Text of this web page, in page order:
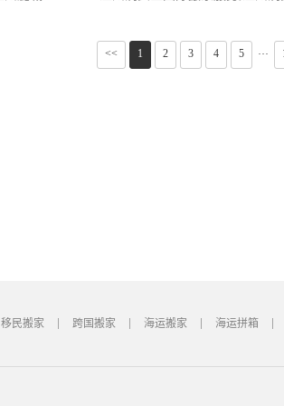
<< 1 2 3 4 5 ···
移民搬家 跨国搬家 海运搬家 海运拼箱